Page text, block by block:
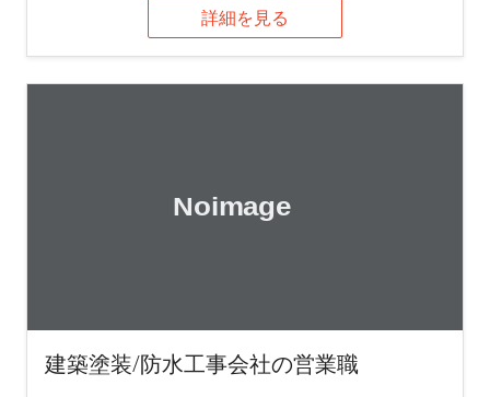
詳細を見る
建築塗装/防水工事会社の営業職